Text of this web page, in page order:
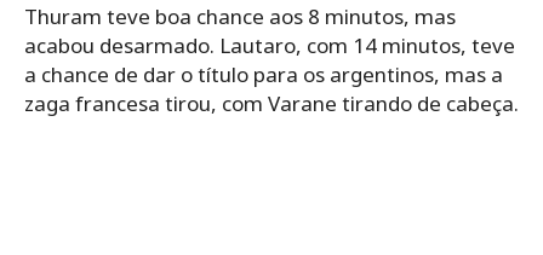
Thuram teve boa chance aos 8 minutos, mas
acabou desarmado. Lautaro, com 14 minutos, teve
a chance de dar o título para os argentinos, mas a
zaga francesa tirou, com Varane tirando de cabeça.